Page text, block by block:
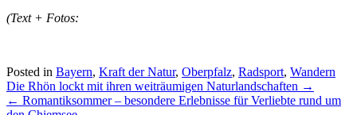
(Text + Fotos:
Posted in Bayern, Kraft der Natur, Oberpfalz, Radsport, Wandern
Post
navigation
Die Rhön lockt mit ihren weiträumigen Naturlandschaften →
← Romantiksommer – besondere Erlebnisse für Verliebte rund um